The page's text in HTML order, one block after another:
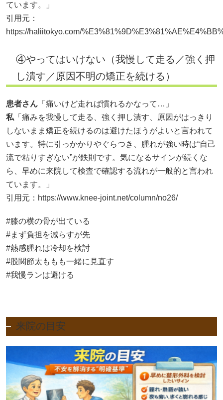
ています。」
引用元：
https://haliitokyo.com/
④やってはいけない（我慢して走る／強く押
し潰す／原因不明の矯正を続ける）
患者さん 「痛いけど走れば慣れるかなって…」
私 「痛みを我慢して走る、強く押し潰す、原因がはっきり
しないまま矯正を続けるのは避けたほうがよいと言われて
います。特に引っかかりやぐらつき、腫れが強い時は“自己
流で粘りすぎない”が鉄則です。気になるサインが続くな
ら、早めに来院して検査で確認する流れが一般的と言われ
ています。」
引用元： https://www.knee-joint.net/column/no26/
#膝の横の骨が出ている
#まず負担を減らすが先
#熱感腫れは冷却を検討
#股関節太ももも一緒に見直す
#我慢ランは避ける
来院の目安